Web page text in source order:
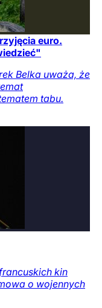
euro.
Belka uważa, że
tabu.
kin
o wojennych